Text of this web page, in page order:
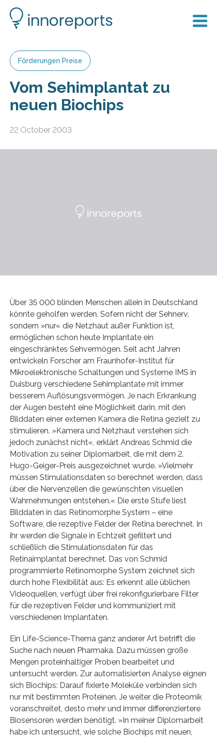
Förderungen Preise
Vom Sehimplantat zu
neuen Biochips
22 October 2003
Über 35 000 blinden Menschen allein in Deutschland
könnte geholfen werden. Sofern nicht der Sehnerv,
sondern »nur« die Netzhaut außer Funktion ist,
ermöglichen schon heute Implantate ein
eingeschränktes Sehvermögen. Seit acht Jahren
entwickeln Forscher am Fraunhofer-Institut für
Mikroelektronische Schaltungen und Systeme IMS in
Duisburg verschiedene Sehimplantate mit immer
besserem Auflösungsvermögen. Je nach Erkrankung
der Augen besteht eine Möglichkeit darin, mit den
Bilddaten einer externen Kamera die Retina gezielt zu
stimulieren. »Kamera und Netzhaut verstehen sich
jedoch zunächst nicht«, erklärt Andreas Schmid die
Motivation zu seiner Diplomarbeit, die mit dem 2.
Hugo-Geiger-Preis ausgezeichnet wurde. »Vielmehr
müssen Stimulationsdaten so berechnet werden, dass
über die Nervenzellen die gewünschten visuellen
Wahrnehmungen entstehen.« Die erste Stufe liest
Bilddaten in das Retinomorphe System – eine
Software, die rezeptive Felder der Retina berechnet. In
ihr werden die Signale in Echtzeit gefiltert und
schließlich die Stimulationsdaten für das
Retinaimplantat berechnet. Das von Schmid
programmierte Retinomorphe System zeichnet sich
durch hohe Flexibilität aus: Es erkennt alle üblichen
Videoquellen, verfügt über frei rekonfigurierbare Filter
für die rezeptiven Felder und kommuniziert mit
verschiedenen Implantaten.
Ein Life-Science-Thema ganz anderer Art betrifft die
Suche nach neuen Pharmaka. Dazu müssen große
Mengen proteinhaltiger Proben bearbeitet und
untersucht werden. Zur automatisierten Analyse eignen
sich Biochips: Darauf fixierte Moleküle verbinden sich
nur mit bestimmten Proteinen. Je weiter die Proteomik
voranschreitet, desto mehr und immer differenziertere
Biosensoren werden benötigt. »In meiner Diplomarbeit
habe ich untersucht, wie solche Biochips mit neuen,